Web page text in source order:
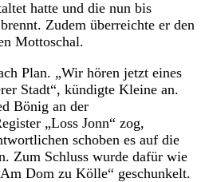
hatte und die nun bis
Zudem überreichte er den
Mottoschal.
Plan. „Wir hören jetzt eines
Stadt“, kündigte Kleine an.
Bönig an der
„Loss Jonn“ zog,
schoben es auf die
Zum Schluss wurde dafür wie
Dom zu Kölle“ geschunkelt.